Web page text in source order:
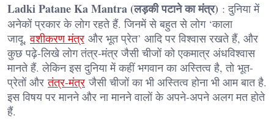
Ladki Patane Ka Mantra (लड़की पटाने का मंत्र) : दुनिया में
अनेकों प्रकार के लोग रहते हैं. जिनमें से बहुत से लोग ‘काला
जादू,वशीकरण मंत्र और भूत प्रेत’ आदि पर विश्वास रखते हैं, और
कुछ पढ़े-लिखे लोग तंत्र-मंत्र जैसी चीजों को एकमात्र अंधविश्वास
मानते हैं. लेकिन इस दुनिया में कहीं भगवान का अस्तित्व है, तो भूत-
प्रेतों औरतंत्र-मंत्र जैसी चीजों का भी अस्तित्व होना भी आम बात है.
इस विषय पर मानने और ना मानने वालों के अपने-अपने अलग मत होते
हैं.